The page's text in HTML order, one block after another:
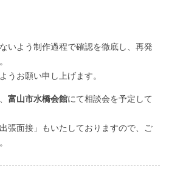
いよう制作過程で確認を徹底し、再発
うお願い申し上げます。
富山市水橋会館にて相談会を予定して
張面接」もいたしておりますので、ご